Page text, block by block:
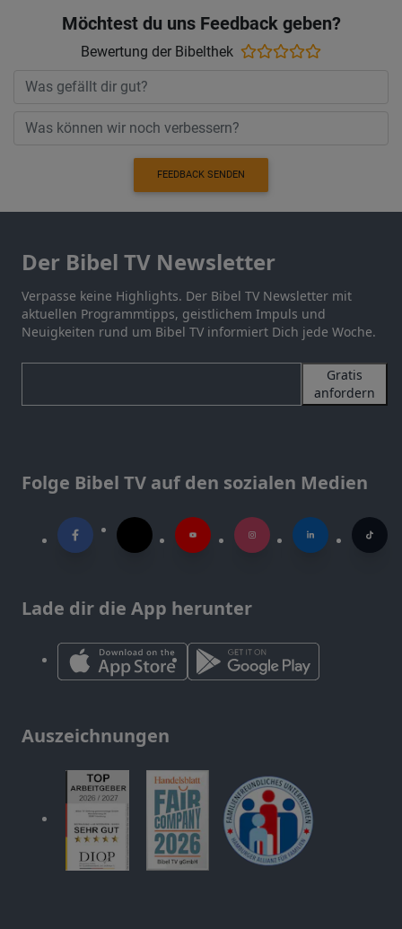
Möchtest du uns Feedback geben?
Bewertung der Bibelthek
FEEDBACK SENDEN
Der Bibel TV Newsletter
Verpasse keine Highlights. Der Bibel TV Newsletter mit
aktuellen Programmtipps, geistlichem Impuls und
Neuigkeiten rund um Bibel TV informiert Dich jede Woche.
Gratis
anfordern
Folge Bibel TV auf den sozialen Medien
Lade dir die App herunter
Auszeichnungen